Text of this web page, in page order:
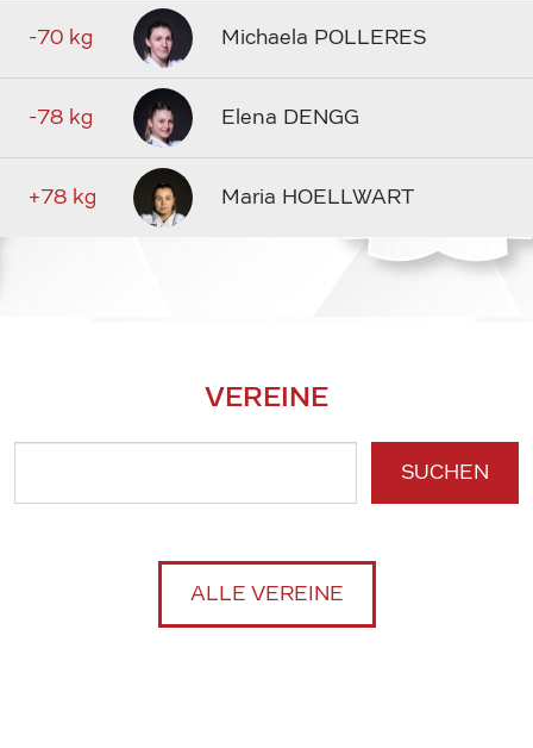
-70 kg Michaela POLLERES
-78 kg Elena DENGG
+78 kg Maria HOELLWART
VEREINE
SUCHEN
ALLE VEREINE